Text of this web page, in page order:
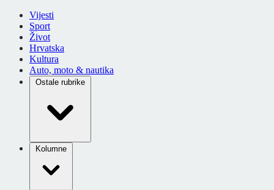
Vijesti
Sport
Život
Hrvatska
Kultura
Auto, moto & nautika
Ostale rubrike
Kolumne